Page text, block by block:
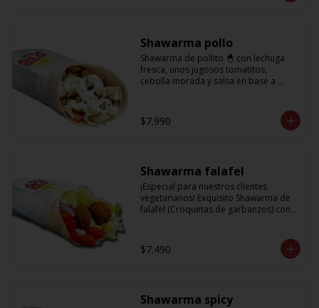
Shawarma pollo
Shawarma de pollito 🐣 con lechuga
fresca, unos jugosos tomatitos,
cebolla morada y salsa en base a
$7.990
Shawarma falafel
¡Especial para nuestros clientes
vegetarianos! Exquisito Shawarma de
falafel (Croquetas de garbanzos) con
en base a lactonesa
$7.490
Shawarma spicy